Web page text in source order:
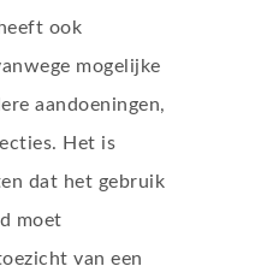
ook
mogelijke
aandoeningen,
Het is
dat het gebruik
moet
van een